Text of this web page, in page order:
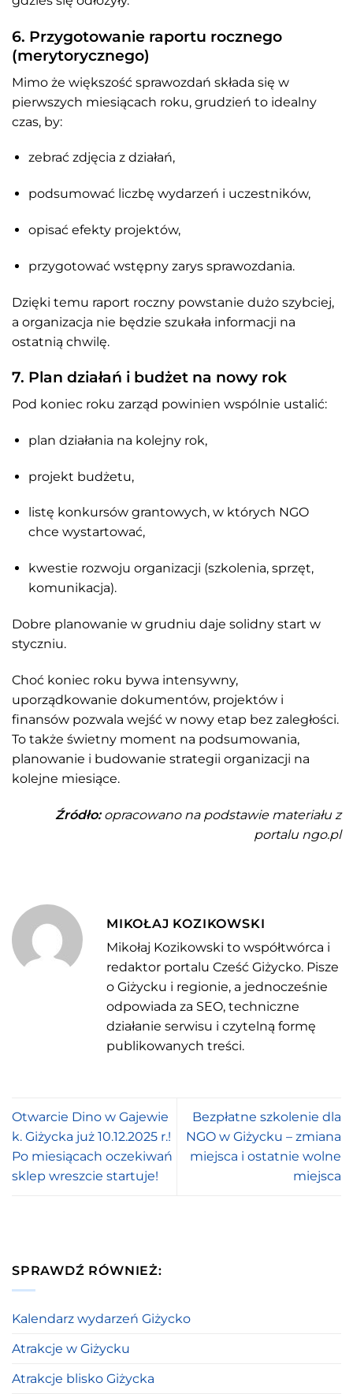
6. Przygotowanie raportu rocznego
(merytorycznego)
Mimo że większość sprawozdań składa się w
pierwszych miesiącach roku, grudzień to idealny
czas, by:
zebrać zdjęcia z działań,
podsumować liczbę wydarzeń i uczestników,
opisać efekty projektów,
przygotować wstępny zarys sprawozdania.
Dzięki temu raport roczny powstanie dużo szybciej,
a organizacja nie będzie szukała informacji na
ostatnią chwilę.
7. Plan działań i budżet na nowy rok
Pod koniec roku zarząd powinien wspólnie ustalić:
plan działania na kolejny rok,
projekt budżetu,
listę konkursów grantowych, w których NGO
chce wystartować,
kwestie rozwoju organizacji (szkolenia, sprzęt,
komunikacja).
Dobre planowanie w grudniu daje solidny start w
styczniu.
Choć koniec roku bywa intensywny,
uporządkowanie dokumentów, projektów i
finansów pozwala wejść w nowy etap bez zaległości.
To także świetny moment na podsumowania,
planowanie i budowanie strategii organizacji na
kolejne miesiące.
Źródło:opracowano na podstawie materiału z
portalu ngo.pl
MIKOŁAJ KOZIKOWSKI
Mikołaj Kozikowski to współtwórca i
redaktor portalu Cześć Giżycko. Pisze
o Giżycku i regionie, a jednocześnie
odpowiada za SEO, techniczne
działanie serwisu i czytelną formę
publikowanych treści.
Otwarcie Dino w Gajewie
k. Giżycka już 10.12.2025 r.!
Po miesiącach oczekiwań
sklep wreszcie startuje!
Bezpłatne szkolenie dla
NGO w Giżycku – zmiana
miejsca i ostatnie wolne
miejsca
SPRAWDŹ RÓWNIEŻ:
Kalendarz wydarzeń Giżycko
Atrakcje w Giżycku
Atrakcje blisko Giżycka